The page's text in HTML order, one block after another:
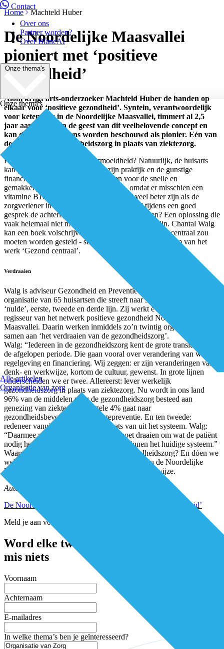
Contact
Over ons
Partner worden?
Over BiancAI
Onze thema's
Onze thema's
Alle artikelen
Organisatie van zorg
Home Machteld Huber
De Noordelijke Maasvallei
pioniert met ‘positieve
gezondheid’
Alom krijgt arts-onderzoeker Machteld Huber de handen op
elkaar voor ‘positieve gezondheid’. Syntein, verantwoordelijk
voor ketenzorg in de Noordelijke Maasvallei, timmert al 2,5
jaar aan de weg in de geest van dit veelbelovende concept en
kan daarmee eveneens worden beschouwd als pionier. Eén van
de pijlers: bied gezondheidszorg in plaats van ziektezorg.
Een patiënt die klaagt over vermoeidheid? Natuurlijk, de huisarts
kan gezien de hoge werkdruk in zijn praktijk en de gunstige
financiering door verzekeraars kiezen voor de snelle en
gemakkelijke oplossing: bloed prikken, omdat er misschien een
vitamine B12-tekort is. Maar zou het niet veel beter zijn als de
zorgverlener in de gelegenheid werd gesteld tijdens een goed
gesprek de achterliggende oorzaak te achterhalen? Een oplossing die
vaak helemaal niet medisch-inhoudelijk hoeft te zijn. Chantal Walg
kan een boek volschrijven over waarom gezondheid centraal zou
moeten worden gesteld - sterker: ze dééd dat, in de vorm van het
werk ‘Gezond centraal’.
Verdraaien
Walg is adviseur Gezondheid en Preventie bij Syntein, een
organisatie van 65 huisartsen die streeft naar samenwerking met de
‘nulde’, eerste, tweede en derde lijn. Zij werkt eveneens als
regisseur van het netwerk positieve gezondheid Noordelijke
Maasvallei. Daarin werken inmiddels zo’n twintig organisaties
samen aan ‘het verdraaien van de gezondheidszorg’.
Walg: “Iedereen in de gezondheidszorg kent de grote transities van
de afgelopen periode. Die gaan vooral over verandering van wet- en
regelgeving en financiering. Wij zeggen: er zijn veranderingen van
denk- en werkwijze, kortom de cultuur, gewenst. In grote lijnen
onderscheiden we er twee. Allereerst: lever werkelijk
gezondheidszorg in plaats van ziektezorg. Nu wordt in ons land
96% van de middelen voor de gezondheidszorg besteed aan
genezing van ziekten. Een luttele 4% gaat naar
gezondheidsbevordering en ziektepreventie. En ten tweede:
redeneer vanuit de bedoeling in plaats van uit het systeem. Walg:
“Daarmee willen we zeggen dat het moet draaien om wat de patiënt
nodig heeft en niet om wat mogelijk is binnen het huidige systeem.”
Waarom doen we wat we doen in de gezondheidszorg? En dóen we
wel aan gezondheidszorg? Die vragen waren in de Noordelijke
Maasvallei het vertrekpunt voor de nieuwe werkwijze.
Auteur: Gerben Stolk
De Noordelijke Maasvallei pioniert met ‘positieve gezondheid’
Meld je aan voor de nieuwsbrief
Word elke twee weken geïnspireerd en
mis niets
Voornaam
Achternaam
E-mailadres
In welke thema’s ben je geïnteresseerd?